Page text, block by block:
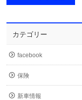
カテゴリー
facebook
保険
新車情報